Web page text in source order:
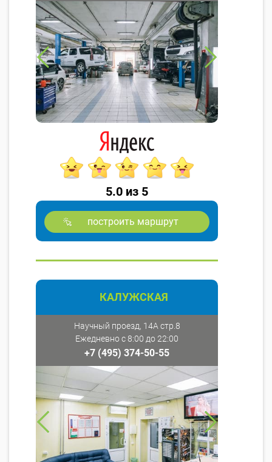
5.0 из 5
построить маршрут
КАЛУЖСКАЯ
Научный проезд, 14А стр.8
Ежедневно с 8:00 до 22:00
+7 (495) 374-50-55